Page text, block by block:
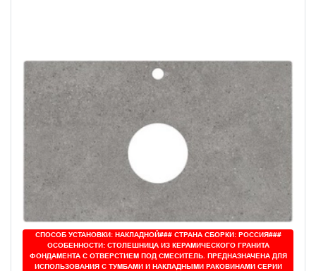
СПОСОБ УСТАНОВКИ: НАКЛАДНОЙ### СТРАНА СБОРКИ: РОССИЯ###
ОСОБЕННОСТИ: СТОЛЕШНИЦА ИЗ КЕРАМИЧЕСКОГО ГРАНИТА
ФОНДАМЕНТА С ОТВЕРСТИЕМ ПОД СМЕСИТЕЛЬ. ПРЕДНАЗНАЧЕНА ДЛЯ
ИСПОЛЬЗОВАНИЯ С ТУМБАМИ И НАКЛАДНЫМИ РАКОВИНАМИ СЕРИИ